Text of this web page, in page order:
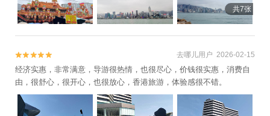
共7张

 去哪儿用户 2026-02-15
经济实惠，非常满意，导游很热情，也很尽心，价钱很实惠，消费自
由，很舒心，很开心，也很放心，香港旅游，体验感很不错。